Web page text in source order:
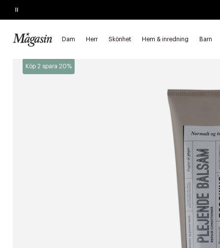
Pause
Dam Herr Skönhet Hem & inredning Barn
KÖP 2, SPARA 20%
Startsida Skönhet Hår Hårvård Balsam
Köp 2 spara 20%